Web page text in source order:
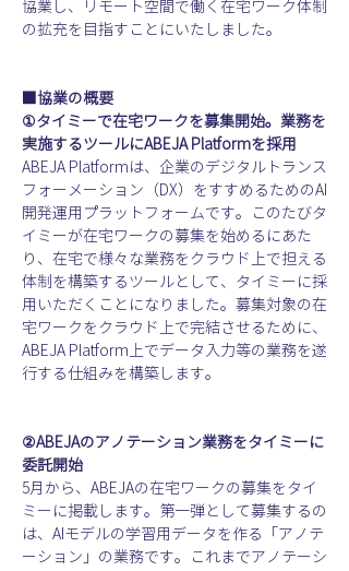
協業し、リモート空間で働く在宅ワーク体制
の拡充を目指すことにいたしました。
■協業の概要
①タイミーで在宅ワークを募集開始。業務を
実施するツールにABEJA Platformを採用
ABEJA Platformは、企業のデジタルトランス
フォーメーション（DX）をすすめるためのAI
開発運用プラットフォームです。このたびタ
イミーが在宅ワークの募集を始めるにあた
り、在宅で様々な業務をクラウド上で担える
体制を構築するツールとして、タイミーに採
用いただくことになりました。募集対象の在
宅ワークをクラウド上で完結させるために、
ABEJA Platform上でデータ入力等の業務を遂
行する仕組みを構築します。
②ABEJAのアノテーション業務をタイミーに
委託開始
5月から、ABEJAの在宅ワークの募集をタイ
ミーに掲載します。第一弾として募集するの
は、AIモデルの学習用データを作る「アノテ
ーション」の業務です。これまでアノテーシ